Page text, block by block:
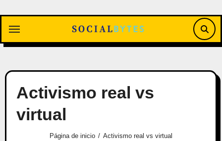
contenido
Activismo real vs
virtual
Página de inicio Activismo real vs virtual